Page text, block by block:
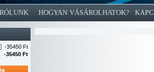
RÓLUNK HOGYAN VÁSÁROLHATOK?
-35450 Ft
-35450 Ft